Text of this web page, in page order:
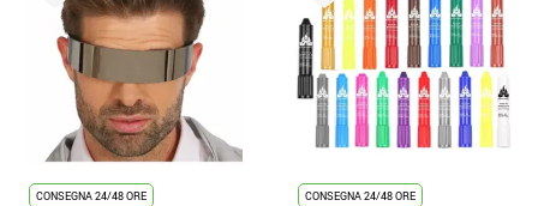
CONSEGNA 24/48 ORE
CONSEGNA 24/48 ORE